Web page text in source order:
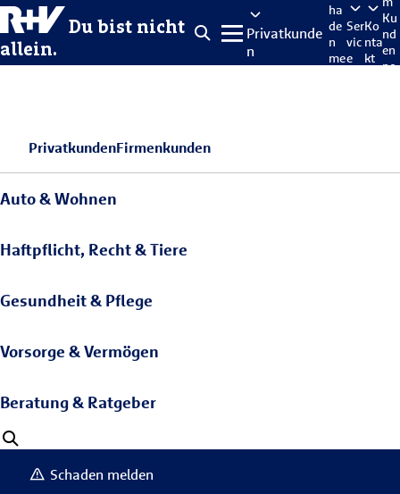
Du bist nicht
allein.
Privatkunde
n
ha
de
n
me
Ser
vic
e
Ko
nta
kt
Ku
nd
en
po
PrivatkundenFirmenkunden
Auto & Wohnen
Haftpflicht, Recht & Tiere
Gesundheit & Pflege
Vorsorge & Vermögen
Beratung & Ratgeber
Schaden melden